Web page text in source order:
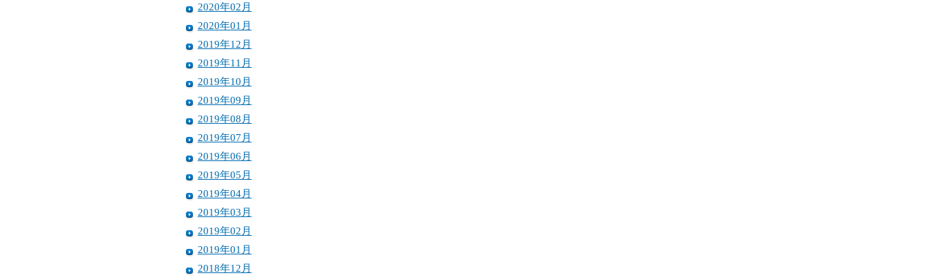
2020年02月
2020年01月
2019年12月
2019年11月
2019年10月
2019年09月
2019年08月
2019年07月
2019年06月
2019年05月
2019年04月
2019年03月
2019年02月
2019年01月
2018年12月